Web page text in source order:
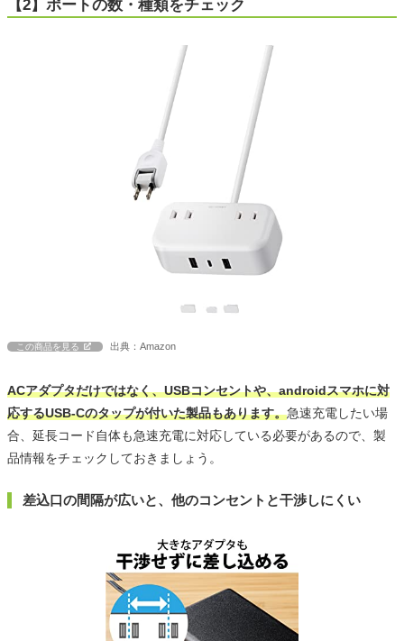
【2】ポートの数・種類をチェック
この商品を見る 出典：Amazon
ACアダプタだけではなく、USBコンセントや、androidスマホに対
応するUSB-Cのタップが付いた製品もあります。急速充電したい場
合、延長コード自体も急速充電に対応している必要があるので、製
品情報をチェックしておきましょう。
差込口の間隔が広いと、他のコンセントと干渉しにくい